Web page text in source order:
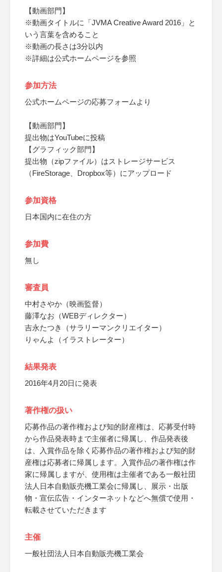
【動画部門】
※動画タイトルに「JVMA Creative Award 2016」と
いう言葉を含めること
※動画の長さは3分以内
※詳細は公式ホームページを参照
参加方法
公式ホームページの応募フォームより
【動画部門】
提出物はYouTubeに投稿
【グラフィック部門】
提出物（zipファイル）はストレージサービス
（FireStorage、Dropbox等）にアップロード
参加資格
日本国内に在住の方
参加費
無し
審査員
中村さやか（映画監督）
藤澤なお（WEBディレクター）
吉永たつき（サラリーマンクリエイター）
りゃんよ（イラストレーター）
結果発表
2016年4月20日に発表
著作権の扱い
応募作品の著作権および知的財産権は、応募受付時
から作品発表時まで主催者に帰属し、作品発表後
は、入賞作品を除く応募作品の著作権および知的財
産権は応募者に帰属します。入賞作品の著作権は作
家に帰属しますが、使用権は主催者である一般社団
法人日本自動販売機工業会に帰属し、展示・出版
物・宣伝広告・インターネットなどへ無償で使用・
転載させていただきます
主催
一般社団法人日本自動販売機工業会